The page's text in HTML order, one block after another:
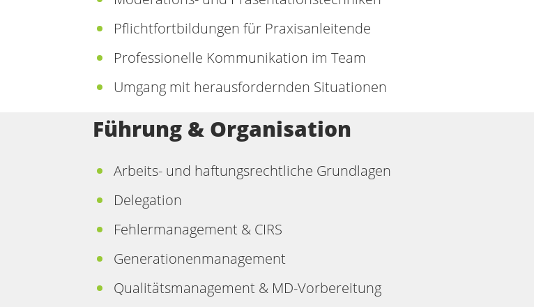
Pflichtfortbildungen für Praxisanleitende
Professionelle Kommunikation im Team
Umgang mit herausfordernden Situationen
Führung & Organisation
Arbeits- und haftungsrechtliche Grundlagen
Delegation
Fehlermanagement & CIRS
Generationenmanagement
Qualitätsmanagement & MD-Vorbereitung